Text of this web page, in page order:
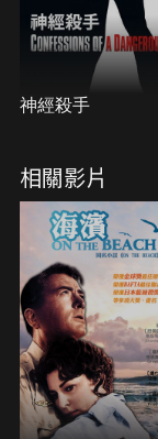
神經殺手
相關影片